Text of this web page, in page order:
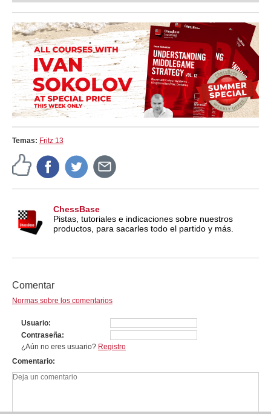
train more efficiently, intelligently and with a
more personalised approach than ever before.
Temas: Fritz 13
ChessBase
Pistas, tutoriales e indicaciones sobre nuestros
productos, para sacarles todo el partido y más.
Comentar
Normas sobre los comentarios
Usuario
Contraseña
¿Aún no eres usuario? Registro
Comentario